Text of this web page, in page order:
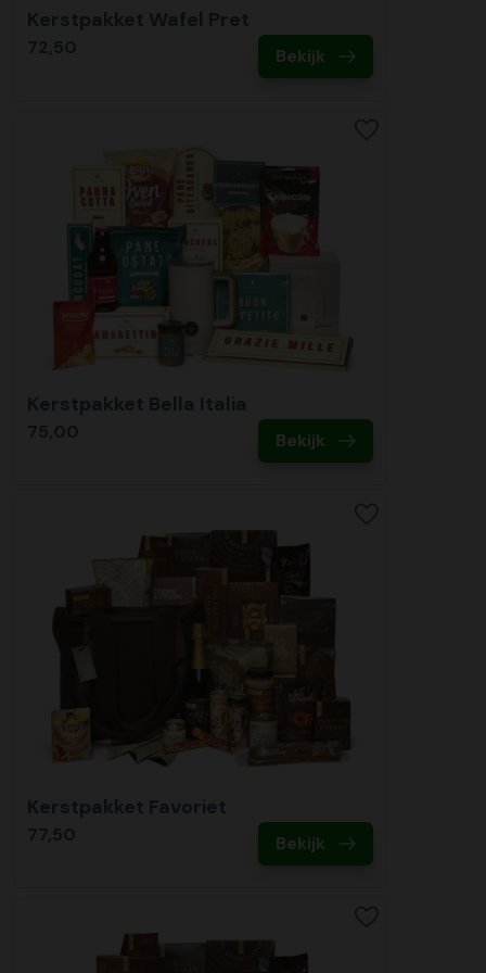
Bekijk
Bekijk
Bekijk